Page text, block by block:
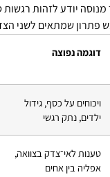
יודע לזהות רגשות
פתרון שמתאים לשני
דוגמה נפוצה
ויכוחים על כסף, גידול
ילדים, נתק רגשי
טענות לאי־צדק בצוואה,
אפליה בין אחים